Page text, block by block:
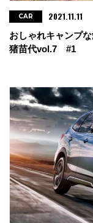
おしゃれキャンプ
猪苗代vol.7 #1
CAR 2021.11.11